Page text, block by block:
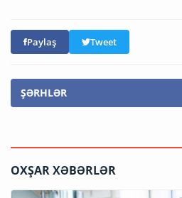
Paylaş Tweet
ŞƏRHLƏR
OXŞAR XƏBƏRLƏR